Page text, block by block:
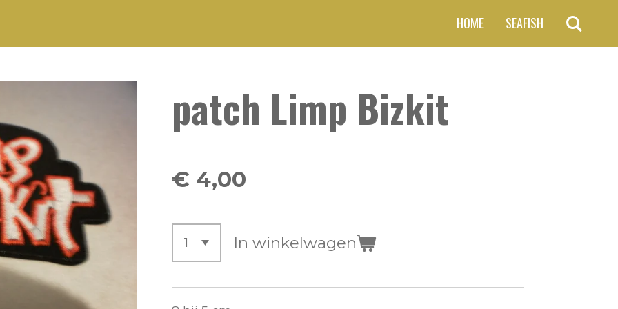
HOME SEAFISH
patch Limp Bizkit
€ 4,00
In winkelwagen